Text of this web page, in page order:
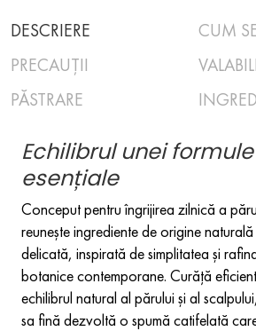
DESCRIERE
CUM
PRECAUȚII
PĂSTRARE
Echilibrul unei
esențiale
Conceput pentru îngrijirea zilnică a
reunește ingrediente de origine
delicată, inspirată de simplitatea și
botanice contemporane. Curăță
echilibrul natural al părului și al
sa fină dezvoltă o spumă catifelată